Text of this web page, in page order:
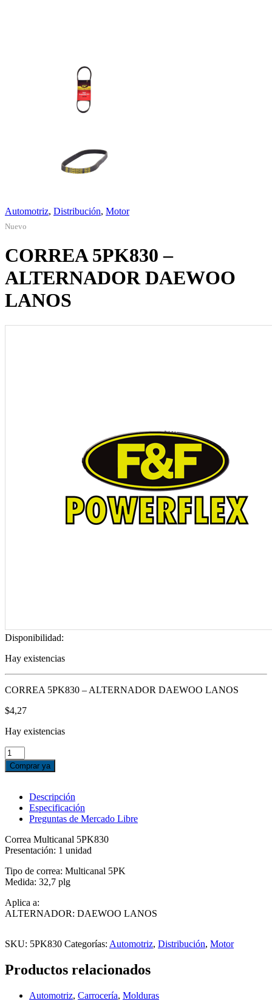
Automotriz, Distribución, Motor
Nuevo
CORREA 5PK830 –
ALTERNADOR DAEWOO
LANOS
Disponibilidad:
Hay existencias
CORREA 5PK830 – ALTERNADOR DAEWOO LANOS
$4,27
Hay existencias
CORREA
5PK830
-
DAEWOO
LANOS
cantidad
Comprar ya
Descripción
Especificación
Preguntas de Mercado Libre
Correa Multicanal 5PK830
Presentación: 1 unidad
Tipo de correa: Multicanal 5PK
Medida: 32,7 plg
Aplica a:
ALTERNADOR: DAEWOO LANOS
SKU: 5PK830 Categorías: Automotriz, Distribución, Motor
Productos relacionados
Automotriz, Carrocería, Molduras